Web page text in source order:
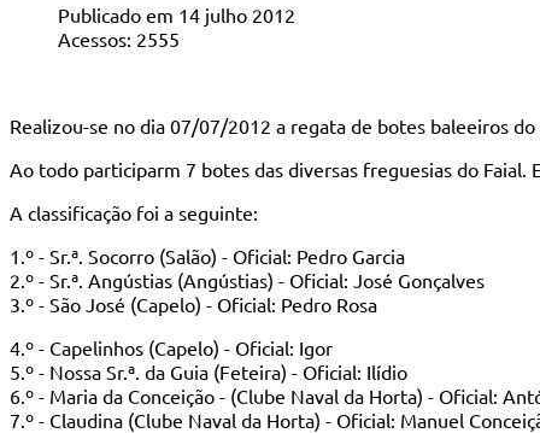
Publicado em 14 julho 2012
Acessos: 2555
Realizou-se no dia 07/07/2012 a regata de botes baleeiros do
Ao todo participarm 7 botes das diversas freguesias do Faial.
A classificação foi a seguinte:
1.º - Sr.ª. Socorro (Salão) - Oficial: Pedro Garcia
2.º - Sr.ª. Angústias (Angústias) - Oficial: José Gonçalves
3.º - São José (Capelo) - Oficial: Pedro Rosa
4.º - Capelinhos (Capelo) - Oficial: Igor
5.º - Nossa Sr.ª. da Guia (Feteira) - Oficial: Ilídio
6.º - Maria da Conceição - (Clube Naval da Horta) - Oficial:
7.º - Claudina (Clube Naval da Horta) - Oficial: Manuel